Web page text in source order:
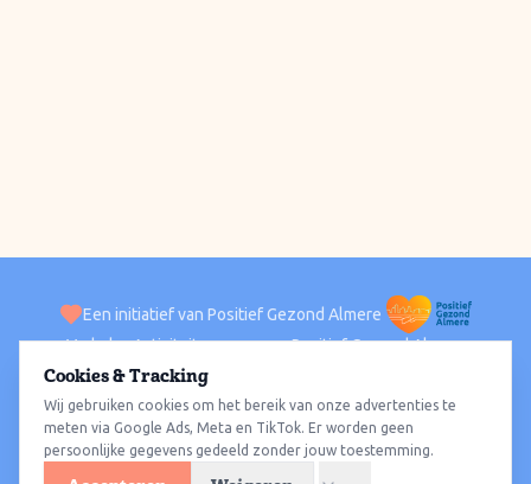
Een initiatief van Positief Gezond Almere
VerhalenActiviteiten Positief Gezond Almere
ACTIVITEITEN PER WIJK
Alle wijkenAlmere HavenAlmere StadAlmere BuitenAlmere Poort
Almere HoutAlmere OosterwoldWat te doen
Cookies & Tracking
Wij gebruiken cookies om het bereik van onze advertenties te
meten via Google Ads, Meta en TikTok. Er worden geen
persoonlijke gegevens gedeeld zonder jouw toestemming.